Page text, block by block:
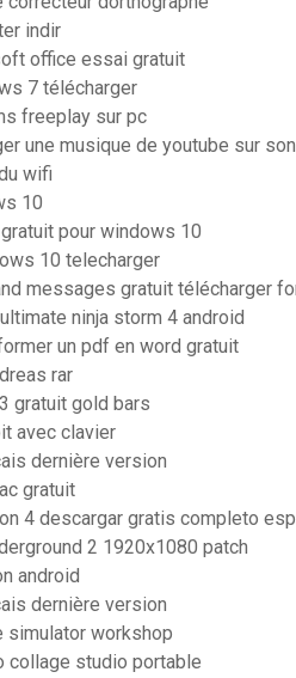
indir
office essai gratuit
7 télécharger
freeplay sur pc
une musique de youtube sur
wifi
10
pour windows 10
10 telecharger
messages gratuit télécharger
ninja storm 4 android
un pdf en word gratuit
rar
gratuit gold bars
avec clavier
dernière version
gratuit
4 descargar gratis completo
2 1920x1080 patch
android
dernière version
simulator workshop
collage studio portable